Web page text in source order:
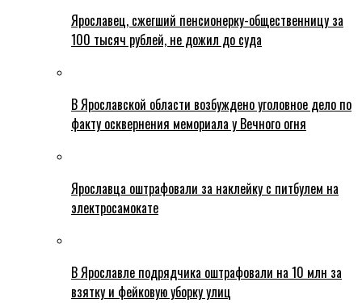
Ярославец, сжегший пенсионерку-общественницу за
100 тысяч рублей, не дожил до суда
В Ярославской области возбуждено уголовное дело по
факту осквернения мемориала у Вечного огня
Ярославца оштрафовали за наклейку с питбулем на
электросамокате
В Ярославле подрядчика оштрафовали на 10 млн за
взятку и фейковую уборку улиц